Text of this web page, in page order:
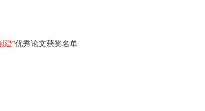
建”优秀论文获奖名单